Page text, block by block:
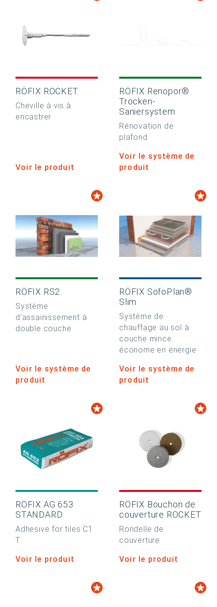
RÖFIX ROCKET
Cheville à vis à
encastrer
Voir le produit
RÖFIX Renopor®
Trocken-
Saniersystem
Rénovation de
plafond
Voir le système de
produit
RÖFIX RS2
Système
d’assainissement à
double couche
Voir le système de
produit
RÖFIX SofoPlan®
Slim
Système de
chauffage au sol à
couche mince
économe en énergie
Voir le système de
produit
RÖFIX AG 653
STANDARD
Adhesive for tiles C1
T
Voir le produit
RÖFIX Bouchon de
couverture ROCKET
Rondelle de
couverture
Voir le produit